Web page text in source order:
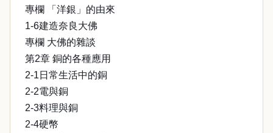
專欄 「洋銀」的由來
1-6建造奈良大佛
專欄 大佛的雜談
第2章 銅的各種應用
2-1日常生活中的銅
2-2電與銅
2-3料理與銅
2-4硬幣